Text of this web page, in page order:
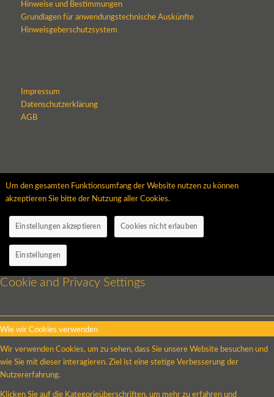
Hinweise und Bestimmungen
Grundlagen für anwendungstechnische Auskünfte
Hinweisgeberschutzsystem
Impressum
Datenschutzerklärung
AGB
Um den gesamten Funktionsumfang der Website nutzen zu können
akzeptieren Sie bitte der Nutzung aller Cookies.
Einstellungen akzeptieren Cookies nicht erlauben
Einstellungen
Cookie and Privacy Settings
Wie wir Cookies verwenden
Wir verwenden Cookies, um zu sehen, dass Sie unsere Website besuchen und
wie Sie mit dieser interagieren. Ziel ist eine stetige Verbesserung der
Nutzererfahrung.
Klicken Sie auf die Kategorieüberschriften, um mehr zu erfahren und